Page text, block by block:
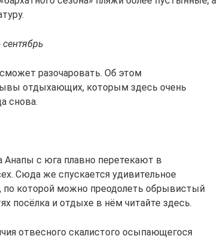
разочаровать. Об этом
отдыхающих, которым здесь очень
снова.
Анапы с юга плавно перетекают в
Сюда же спускается удивительное
по которой можно преодолеть обрывистый
посёлка и отдыхе в нём читайте здесь.
отвесного скалистого осыпающегося